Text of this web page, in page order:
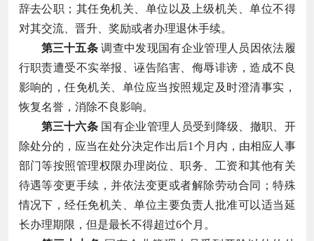
辞去公职；其任免机关、单位以及上级机关、单位不得
对其交流、晋升、奖励或者办理退休手续。
第三十五条 调查中发现国有企业管理人员因依法履
行职责遭受不实举报、诬告陷害、侮辱诽谤，造成不良
影响的，任免机关、单位应当按照规定及时澄清事实，
恢复名誉，消除不良影响。
第三十六条 国有企业管理人员受到降级、撤职、开
除处分的，应当在处分决定作出后1个月内，由相应人事
部门等按照管理权限办理岗位、职务、工资和其他有关
待遇等变更手续，并依法变更或者解除劳动合同；特殊
情况下，经任免机关、单位主要负责人批准可以适当延
长办理期限，但是最长不得超过6个月。